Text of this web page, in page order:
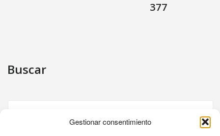
Gestionar consentimiento
377
Buscar